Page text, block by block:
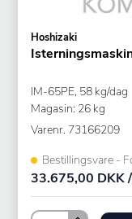
Hoshizaki
IM-65PE, 58 kg/dag
Magasin: 26 kg
Varenr. 73166209
Bestillingsvare -
33.675,00 DKK